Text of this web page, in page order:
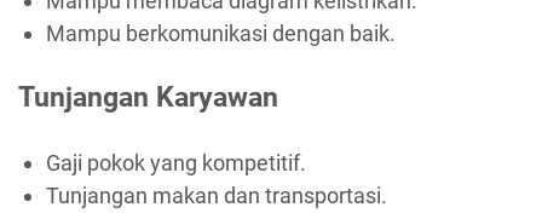
Mampu berkomunikasi dengan baik.
Tunjangan Karyawan
Gaji pokok yang kompetitif.
Tunjangan makan dan transportasi.